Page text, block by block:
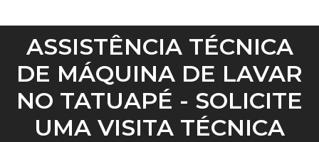
ASSISTÊNCIA TÉCNICA
DE MÁQUINA DE LAVAR
NO TATUAPÉ - SOLICITE
UMA VISITA TÉCNICA